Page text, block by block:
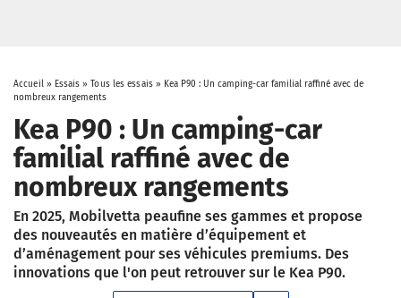
Accueil» Essais »Tous les essais» Kea P90 : Un camping-car familial raffiné avec de
nombreux rangements
Kea P90 : Un camping-car
familial raffiné avec de
nombreux rangements
En 2025, Mobilvetta peaufine ses gammes et propose
des nouveautés en matière d’équipement et
d’aménagement pour ses véhicules premiums. Des
innovations que l'on peut retrouver sur le Kea P90.